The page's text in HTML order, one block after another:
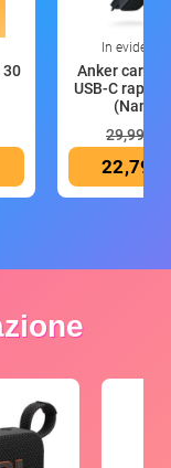
30
In evidenza
Anker
USB-C rapido
(Nano
29,99 €
22,79 €